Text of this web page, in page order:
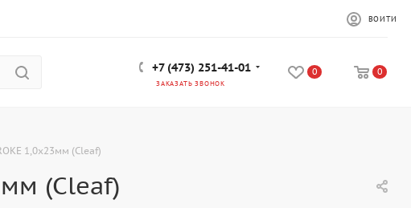
ВОЙТИ
+7 (473) 251-41-01
ЗАКАЗАТЬ ЗВОНОК
0 0
1,0х23мм (Cleaf)
(Cleaf)